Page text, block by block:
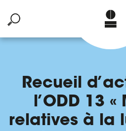
Recueil
l’ODD 13 «
relatives à la